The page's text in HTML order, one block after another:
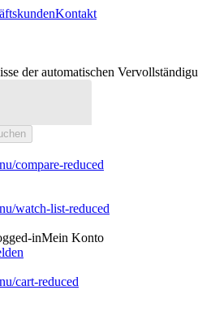
Kontakt
der automatischen
Mein Konto